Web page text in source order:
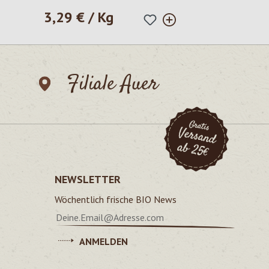
Regulärer Preis:
3,29 € / Kg
Filiale Auer
NEWSLETTER
Wöchentlich frische BIO News
ANMELDEN